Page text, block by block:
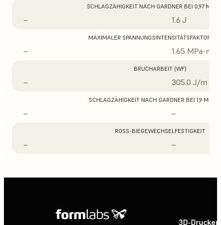
SCHLAGZÄHIGKEIT NACH GARDNER BEI 0,97 MM
– 1.6 J
MAXIMALER SPANNUNGSINTENSITÄTSFAKTOR
– 1.65 MPa-m1/
BRUCHARBEIT (WF)
– 305.0 J/m
SCHLAGZÄHIGKEIT NACH GARDNER BEI 1,9 MM
– –
ROSS-BIEGEWECHSELFESTIGKEIT
– –
3D-Drucker